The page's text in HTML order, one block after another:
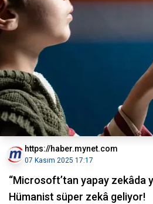
https://haber.mynet.com
07 Kasım 2025 17:17
“Microsoft’tan yapay zekâda
Hümanist süper zekâ geliyor!